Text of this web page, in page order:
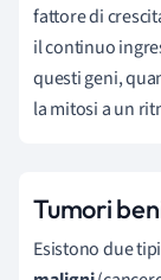
fattore di
il continuo
questi geni,
la mitosi a un
Tumori
Esistono due